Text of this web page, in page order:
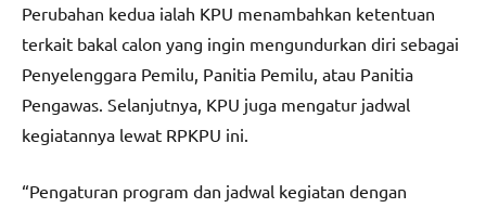
Perubahan kedua ialah KPU menambahkan ketentuan
terkait bakal calon yang ingin mengundurkan diri sebagai
Penyelenggara Pemilu, Panitia Pemilu, atau Panitia
Pengawas. Selanjutnya, KPU juga mengatur jadwal
kegiatannya lewat RPKPU ini.
“Pengaturan program dan jadwal kegiatan dengan